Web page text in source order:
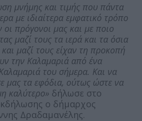
μνήμης και τιμής που πάντα
με ιδιαίτερα εμφατικό τρόπο
πρόγονοι μας και με ποιο
μαζί τους τα ιερά και τα όσια
και μαζί τους είχαν τη προκοπή
την Καλαμαριά από ένα
του σήμερα. Και να
μας τα εφόδια, ούτως ώστε να
καλύτερο» δήλωσε στο
ο δήμαρχος
Δραδαμανέλης.